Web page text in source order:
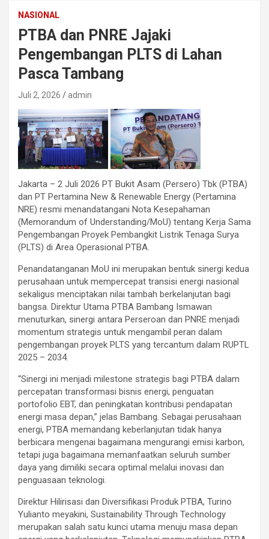
NASIONAL
PTBA dan PNRE Jajaki
Pengembangan PLTS di Lahan
Pasca Tambang
Juli 2, 2026 admin
Jakarta – 2 Juli 2026 PT Bukit Asam (Persero) Tbk (PTBA)
dan PT Pertamina New & Renewable Energy (Pertamina
NRE) resmi menandatangani Nota Kesepahaman
(Memorandum of Understanding/MoU) tentang Kerja Sama
Pengembangan Proyek Pembangkit Listrik Tenaga Surya
(PLTS) di Area Operasional PTBA.
Penandatanganan MoU ini merupakan bentuk sinergi kedua
perusahaan untuk mempercepat transisi energi nasional
sekaligus menciptakan nilai tambah berkelanjutan bagi
bangsa. Direktur Utama PTBA Bambang Ismawan
menuturkan, sinergi antara Perseroan dan PNRE menjadi
momentum strategis untuk mengambil peran dalam
pengembangan proyek PLTS yang tercantum dalam RUPTL
2025 – 2034.
“Sinergi ini menjadi milestone strategis bagi PTBA dalam
percepatan transformasi bisnis energi, penguatan
portofolio EBT, dan peningkatan kontribusi pendapatan
energi masa depan,” jelas Bambang. Sebagai perusahaan
energi, PTBA memandang keberlanjutan tidak hanya
berbicara mengenai bagaimana mengurangi emisi karbon,
tetapi juga bagaimana memanfaatkan seluruh sumber
daya yang dimiliki secara optimal melalui inovasi dan
penguasaan teknologi.
Direktur Hilirisasi dan Diversifikasi Produk PTBA, Turino
Yulianto meyakini, Sustainability Through Technology
merupakan salah satu kunci utama menuju masa depan